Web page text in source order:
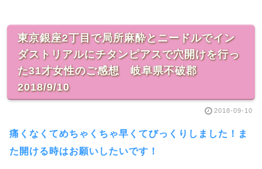
東京銀座2丁目で局所麻酔とニードルでイン
ダストリアルにチタンピアスで穴開けを行っ
た31才女性のご感想 岐阜県不破郡
2018/9/10
2018-09-10
痛くなくてめちゃくちゃ早くてびっくりしました！ま
た開ける時はお願いしたいです！